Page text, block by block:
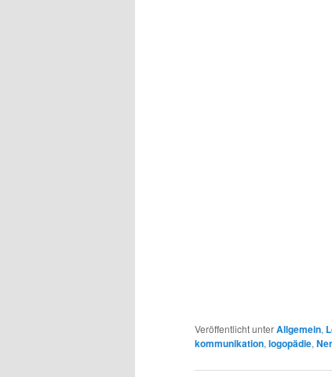
Veröffentlicht unterAllgemein,
kommunikation, logopädie,